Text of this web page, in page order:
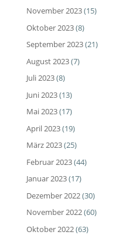
November 2023(15)
Oktober 2023(8)
September 2023(21)
August 2023(7)
Juli 2023(8)
Juni 2023(13)
Mai 2023(17)
April 2023(19)
März 2023(25)
Februar 2023(44)
Januar 2023(17)
Dezember 2022(30)
November 2022(60)
Oktober 2022(63)